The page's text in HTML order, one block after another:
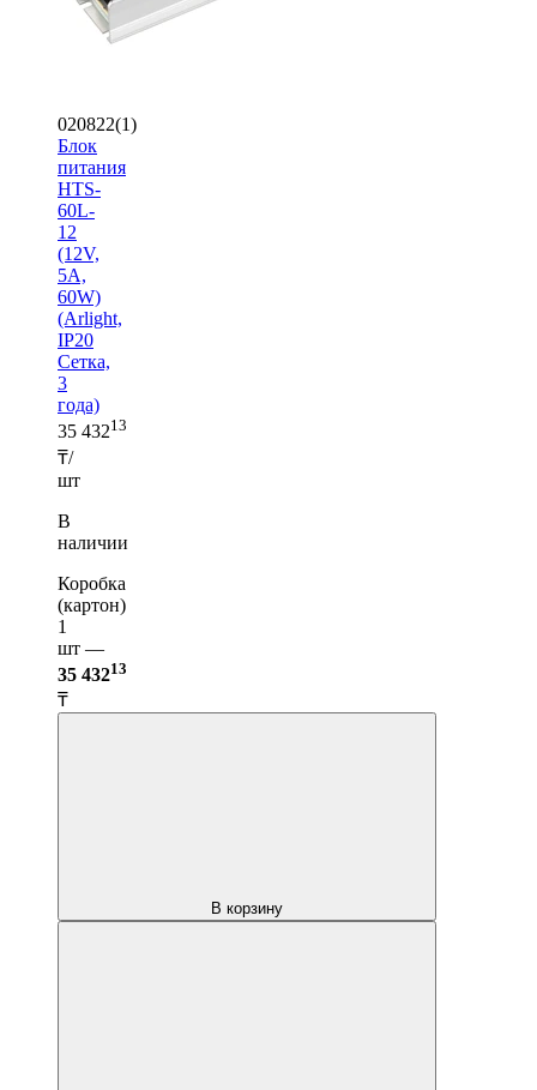
020822(1)
Блок
питания
HTS-
60L-
12
(12V,
5A,
60W)
(Arlight,
IP20
Сетка,
3
года)
35 43213
₸/
шт
В
наличии
Коробка
(картон)
1
шт —
35 43213
₸
В корзину